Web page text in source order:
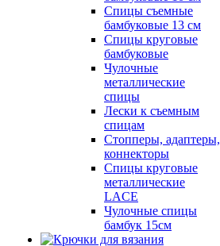
Спицы съемные
бамбуковые 13 см
Спицы круговые
бамбуковые
Чулочные
металлические
спицы
Лески к съемным
спицам
Стопперы, адаптеры,
коннекторы
Спицы круговые
металлические
LACE
Чулочные спицы
бамбук 15см